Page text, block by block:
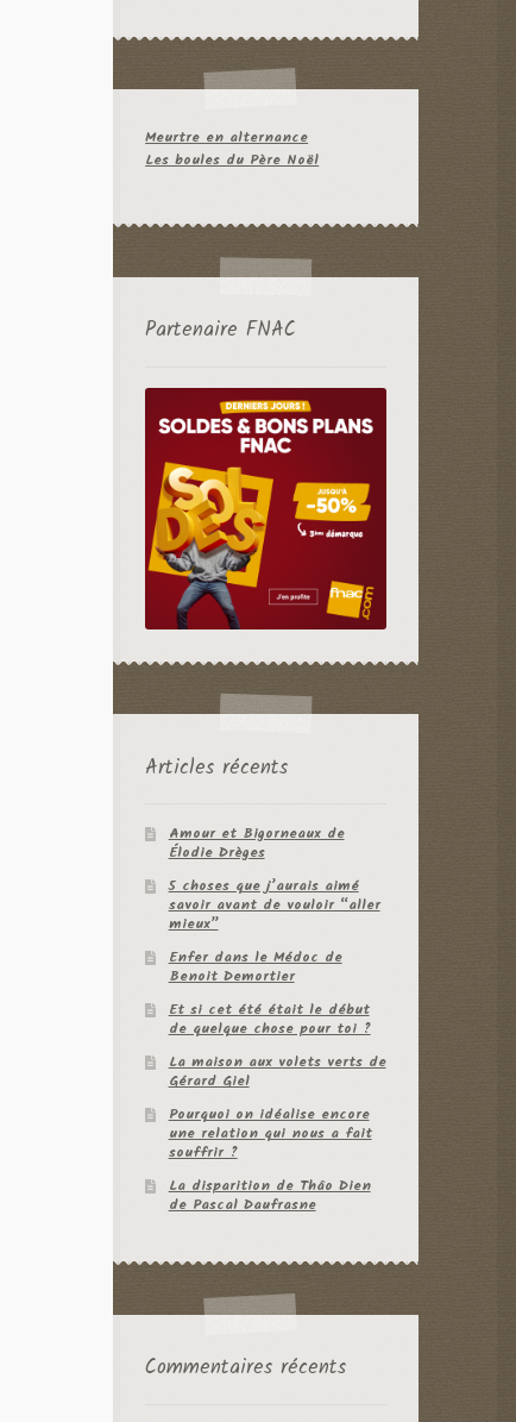
Meurtre en alternance
Les boules du Père Noël
Partenaire FNAC
Articles récents
Amour et Bigorneaux de
Élodie Drèges
5 choses que j’aurais aimé
savoir avant de vouloir “aller
mieux”
Enfer dans le Médoc de
Benoit Demortier
Et si cet été était le début
de quelque chose pour toi ?
La maison aux volets verts de
Gérard Giel
Pourquoi on idéalise encore
une relation qui nous a fait
souffrir ?
La disparition de Thâo Dien
de Pascal Daufrasne
Commentaires récents